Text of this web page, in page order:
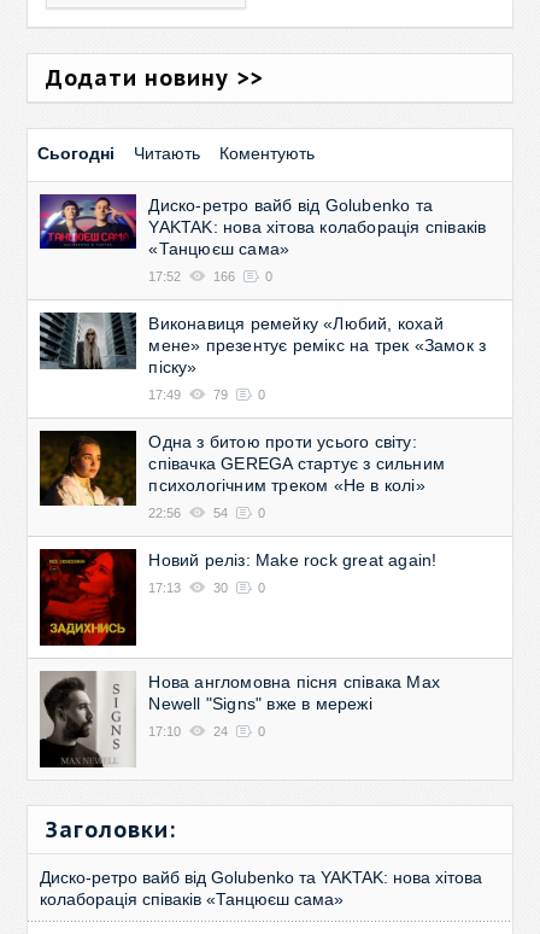
Додати новину >>
Сьогодні Читають Коментують
Диско-ретро вайб від Golubenko та
YAKTAK: нова хітова колаборація співаків
«Танцюєш сама»
17:52 166 0
Виконавиця ремейку «Любий, кохай
мене» презентує ремікс на трек «Замок з
піску»
17:49 79 0
Одна з битою проти усього світу:
співачка GEREGA стартує з сильним
психологічним треком «Не в колі»
22:56 54 0
Новий реліз: Make rock great again!
17:13 30 0
Нова англомовна пісня співака Max
Newell "Signs" вже в мережі
17:10 24 0
Заголовки:
Диско-ретро вайб від Golubenko та YAKTAK: нова хітова
колаборація співаків «Танцюєш сама»